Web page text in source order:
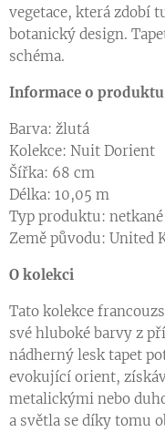
vegetace, která zdobí
botanický design.
schéma.
Informace o produktu
Barva: žlutá
Kolekce: Nuit Dorient
Šířka: 68 cm
Délka: 10,05 m
Typ produktu:
Země původu: United
O kolekci
Tato kolekce
své hluboké barvy z
nádherný lesk tapet
evokující orient,
metalickými nebo
a světla se díky tomu